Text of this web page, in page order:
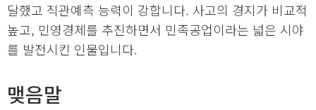
달했고 직관예측 능력이 강합니다. 사고의 경지가 비교적
높고, 민영경제를 추진하면서 민족공업이라는 넓은 시야
를 발전시킨 인물입니다.
맺음말